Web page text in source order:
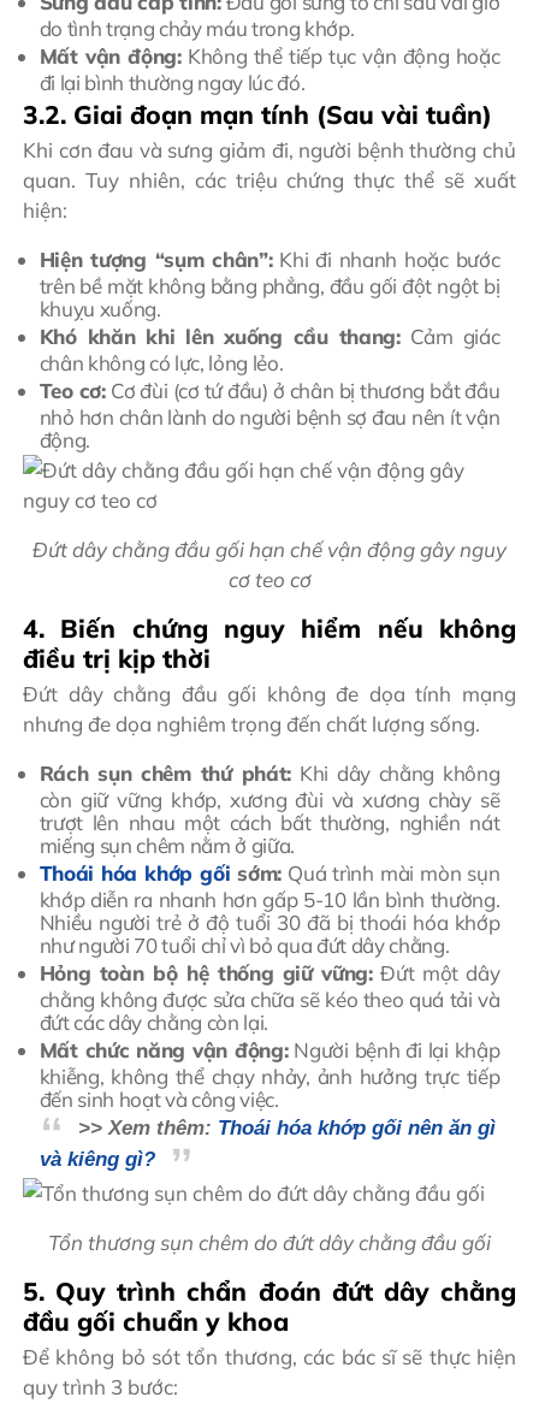
do tình trạng chảy máu trong khớp.
Mất vận động:Không thể tiếp tục vận động hoặc
đi lại bình thường ngay lúc đó.
3.2. Giai đoạn mạn tính (Sau vài tuần)
Khi cơn đau và sưng giảm đi, người bệnh thường chủ
quan. Tuy nhiên, các triệu chứng thực thể sẽ xuất
hiện:
Hiện tượng “sụm chân”:Khi đi nhanh hoặc bước
trên bề mặt không bằng phẳng, đầu gối đột ngột bị
khuỵu xuống.
Khó khăn khi lên xuống cầu thang:Cảm giác
chân không có lực, lỏng lẻo.
Teo cơ:Cơ đùi (cơ tứ đầu) ở chân bị thương bắt đầu
nhỏ hơn chân lành do người bệnh sợ đau nên ít vận
động.
Đứt dây chằng đầu gối hạn chế vận động gây nguy
cơ teo cơ
4. Biến chứng nguy hiểm nếu không
điều trị kịp thời
Đứt dây chằng đầu gối không đe dọa tính mạng
nhưng đe dọa nghiêm trọng đến chất lượng sống.
Rách sụn chêm thứ phát: Khi dây chằng không
còn giữ vững khớp, xương đùi và xương chày sẽ
trượt lên nhau một cách bất thường, nghiền nát
miếng sụn chêm nằm ở giữa.
Thoái hóa khớp gối sớm: Quá trình mài mòn sụn
khớp diễn ra nhanh hơn gấp 5-10 lần bình thường.
Nhiều người trẻ ở độ tuổi 30 đã bị thoái hóa khớp
như người 70 tuổi chỉ vì bỏ qua đứt dây chằng.
Hỏng toàn bộ hệ thống giữ vững:Đứt một dây
chằng không được sửa chữa sẽ kéo theo quá tải và
đứt các dây chằng còn lại.
Mất chức năng vận động:Người bệnh đi lại khập
khiễng, không thể chạy nhảy, ảnh hưởng trực tiếp
đến sinh hoạt và công việc.
>> Xem thêm: Thoái hóa khớp gối nên ăn gì
và kiêng gì?
Tổn thương sụn chêm do đứt dây chằng đầu gối
5. Quy trình chẩn đoán đứt dây chằng
đầu gối chuẩn y khoa
Để không bỏ sót tổn thương, các bác sĩ sẽ thực hiện
quy trình 3 bước: